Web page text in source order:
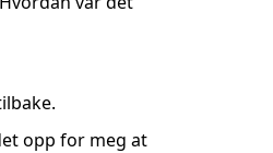
opp for meg at